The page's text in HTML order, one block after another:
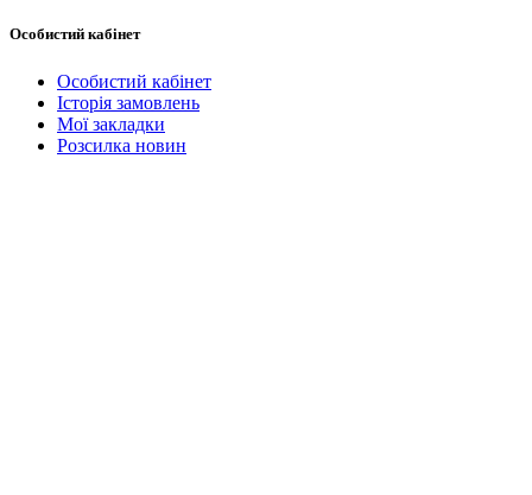
Особистий кабінет
Особистий кабінет
Історія замовлень
Мої закладки
Розсилка новин